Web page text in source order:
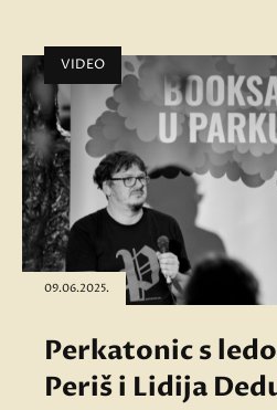
VIDEO
09.06.2025.
Perkatonic s
Periš i Lidija